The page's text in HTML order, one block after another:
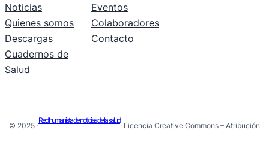
Noticias
Quienes somos
Descargas
Cuadernos de
Salud
Eventos
Colaboradores
Contacto
© 2025 ·
Red humanista de noticias de la salud
· Licencia Creative Commons – Atribución